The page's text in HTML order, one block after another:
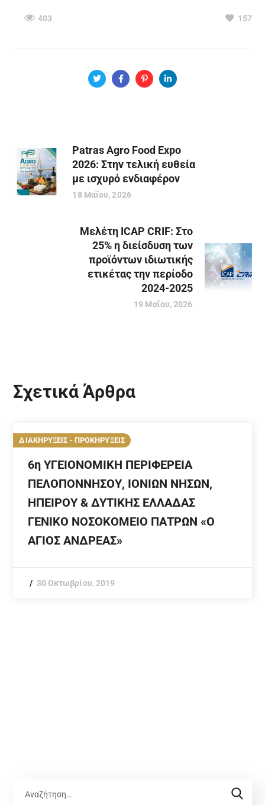
403 157
Patras Agro Food Expo
2026: Στην τελική ευθεία
με ισχυρό ενδιαφέρον
18 Μαΐου, 2026
Μελέτη ICAP CRIF: Στο
25% η διείσδυση των
προϊόντων ιδιωτικής
ετικέτας την περίοδο
2024-2025
19 Μαΐου, 2026
Σχετικά Άρθρα
ΔΙΑΚΗΡΥΞΕΙΣ - ΠΡΟΚΗΡΥΞΕΙΣ
6η ΥΓΕΙΟΝΟΜΙΚΗ ΠΕΡΙΦΕΡΕΙΑ
ΠΕΛΟΠΟΝΝΗΣΟΥ, ΙΟΝΙΩΝ ΝΗΣΩΝ,
ΗΠΕΙΡΟΥ & ΔΥΤΙΚΗΣ ΕΛΛΑΔΑΣ
ΓΕΝΙΚΟ ΝΟΣΟΚΟΜΕΙΟ ΠΑΤΡΩΝ «Ο
ΑΓΙΟΣ ΑΝΔΡΕΑΣ»
30 Οκτωβρίου, 2019